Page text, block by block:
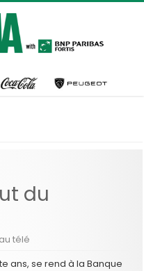
du
télé
ans, se rend à la Banque